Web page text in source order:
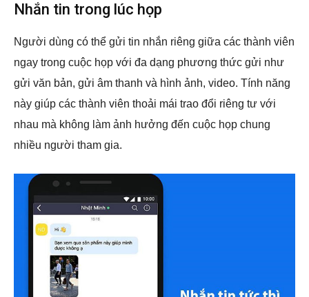
Nhắn tin trong lúc họp
Người dùng có thể gửi tin nhắn riêng giữa các thành viên
ngay trong cuộc họp với đa dạng phương thức gửi như
gửi văn bản, gửi âm thanh và hình ảnh, video. Tính năng
này giúp các thành viên thoải mái trao đổi riêng tư với
nhau mà không làm ảnh hưởng đến cuộc họp chung
nhiều người tham gia.